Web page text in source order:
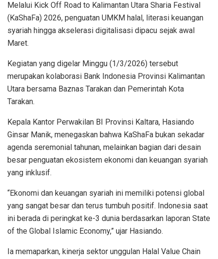
Melalui Kick Off Road to Kalimantan Utara Sharia Festival
(KaShaFa) 2026, penguatan UMKM halal, literasi keuangan
syariah hingga akselerasi digitalisasi dipacu sejak awal
Maret.
Kegiatan yang digelar Minggu (1/3/2026) tersebut
merupakan kolaborasi Bank Indonesia Provinsi Kalimantan
Utara bersama Baznas Tarakan dan Pemerintah Kota
Tarakan.
Kepala Kantor Perwakilan BI Provinsi Kaltara, Hasiando
Ginsar Manik, menegaskan bahwa KaShaFa bukan sekadar
agenda seremonial tahunan, melainkan bagian dari desain
besar penguatan ekosistem ekonomi dan keuangan syariah
yang inklusif.
“Ekonomi dan keuangan syariah ini memiliki potensi global
yang sangat besar dan terus tumbuh positif. Indonesia saat
ini berada di peringkat ke-3 dunia berdasarkan laporan State
of the Global Islamic Economy,” ujar Hasiando.
Ia memaparkan, kinerja sektor unggulan Halal Value Chain